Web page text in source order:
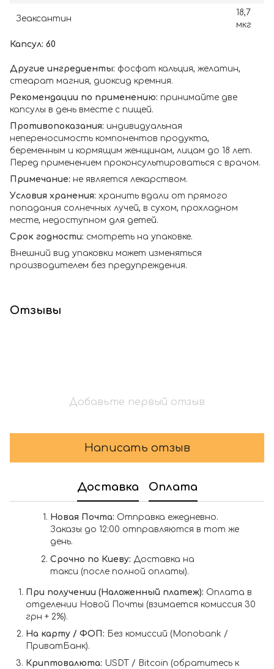
Зеаксантин
18,7
мкг
Капсул: 60
Другие ингредиенты: фосфат кальция, желатин,
стеарат магния, диоксид кремния.
Рекомендации по применению: принимайте две
капсулы в день вместе с пищей.
Противопоказания: индивидуальная
непереносимость компонентов продукта,
беременным и кормящим женщинам, лицам до 18 лет.
Перед применением проконсультироваться с врачом.
Примечание: не является лекарством.
Условия хранения: хранить вдали от прямого
попадания солнечных лучей, в сухом, прохладном
месте, недоступном для детей.
Срок годности: смотреть на упаковке.
Внешний вид упаковки может изменяться
производителем без предупреждения.
Отзывы
Добавьте первый отзыв
Написать отзыв
Доставка Оплата
Новая Почта: Отправка ежедневно.
Заказы до 12:00 отправляются в тот же
день.
Срочно по Киеву: Доставка на
такси (после полной оплаты).
При получении (Наложенный платеж): Оплата в
отделении Новой Почты (взимается комиссия 30
грн + 2%).
На карту / ФОП: Без комиссий (Monobank /
ПриватБанк).
Криптовалюта: USDT / Bitcoin (обратитесь к